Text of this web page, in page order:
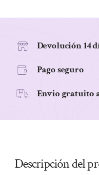
Devolución 14
Pago seguro
Envio gratuito
Descripción del